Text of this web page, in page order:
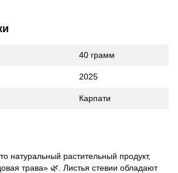
40 грамм
2025
Карпати
натуральный растительный продукт,
трава» 🌿. Листья стевии обладают